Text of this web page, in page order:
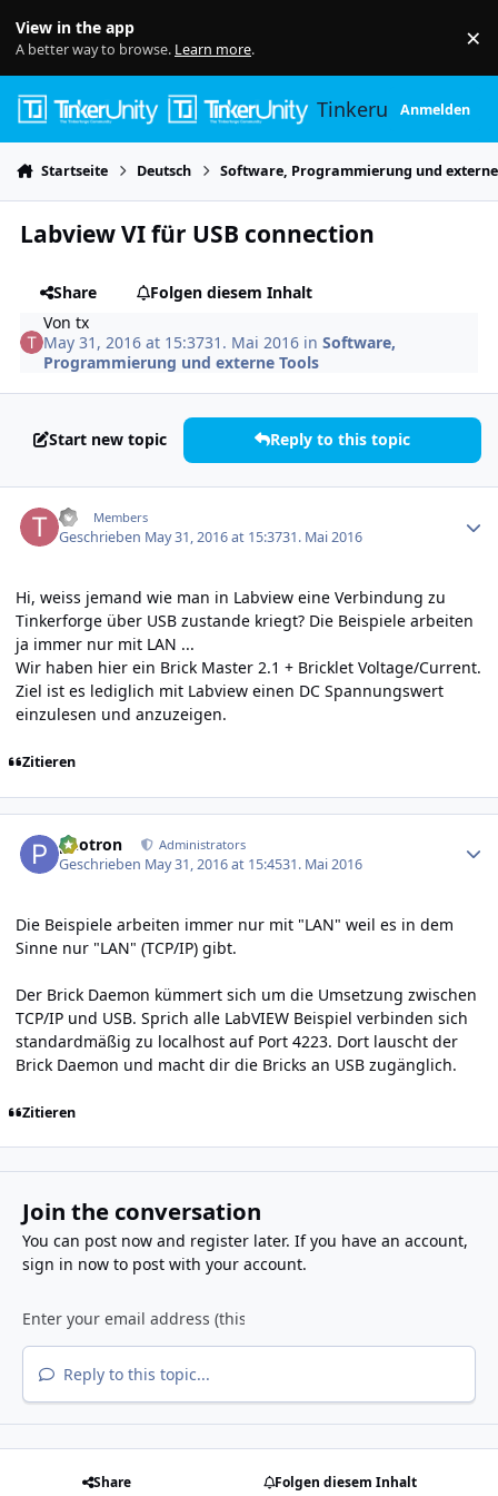
View in the app
A better way to browse. Learn more. ×
TinkerunityAnmelden
Startseite Deutsch Software, Programmierung und
Labview VI für USB connection
Share
Folgen diesem Inhalt
Vontx
May 31, 2016 at 15:3731. Mai 2016 inSoftware,
Programmierung und externe Tools
Start new topic Reply to this topic
tx Members
Geschrieben May 31, 2016 at 15:3731. Mai 2016
Hi, weiss jemand wie man in Labview eine Verbindung zu
Tinkerforge über USB zustande kriegt? Die Beispiele arbeiten
ja immer nur mit LAN ...
Wir haben hier ein Brick Master 2.1 + Bricklet Voltage/Current.
Ziel ist es lediglich mit Labview einen DC Spannungswert
einzulesen und anzuzeigen.
Zitieren
photron Administrators
Geschrieben May 31, 2016 at 15:4531. Mai 2016
Die Beispiele arbeiten immer nur mit "LAN" weil es in dem
Sinne nur "LAN" (TCP/IP) gibt.
Der Brick Daemon kümmert sich um die Umsetzung zwischen
TCP/IP und USB. Sprich alle LabVIEW Beispiel verbinden sich
standardmäßig zu localhost auf Port 4223. Dort lauscht der
Brick Daemon und macht dir die Bricks an USB zugänglich.
Zitieren
Join the conversation
You can post now and register later. If you have an account,
sign in nowto post with your account.
Reply to this topic...
Share Folgen diesem Inhalt